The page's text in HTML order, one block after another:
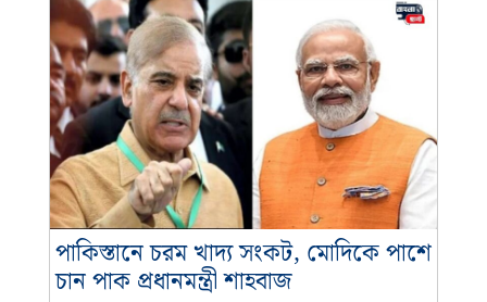
পাকিস্তানে চরম খাদ্য সংকট, মোদিকে পাশে
চান পাক প্রধানমন্ত্রী শাহবাজপাকিস্তানে